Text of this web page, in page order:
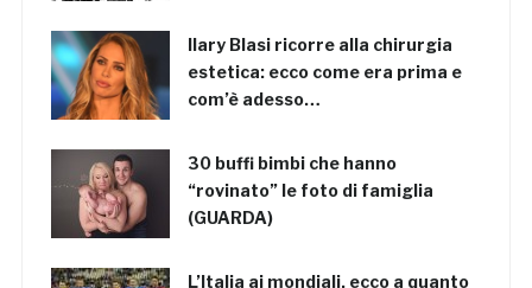
Ilary Blasi ricorre alla chirurgia
estetica: ecco come era prima e
com’è adesso…
30 buffi bimbi che hanno
“rovinato” le foto di famiglia
(GUARDA)
L’Italia ai mondiali, ecco a quanto